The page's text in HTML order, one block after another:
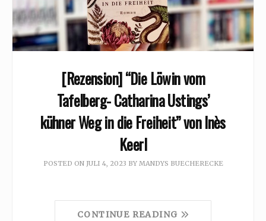
[Rezension] “Die Löwin vom
Tafelberg- Catharina Ustings’
kühner Weg in die Freiheit” von Inès
Keerl
POSTED ON JULI 4, 2023 BY MANDYS BUECHERECKE
CONTINUE READING